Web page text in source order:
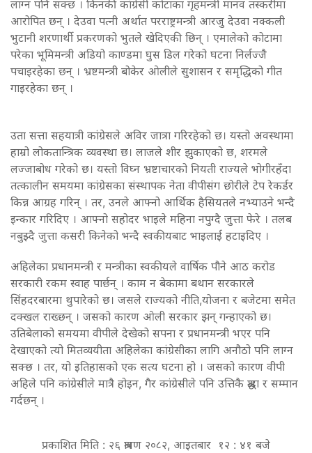
लाग्न पनि सक्छ । किनकी कांग्रेसी कोटाका गृहमन्त्री मानव तस्करीमा
आरोपित छन् । देउवा पत्नी अर्थात परराष्ट्रमन्त्री आरजु देउवा नक्कली
भुटानी शरणार्थी प्रकरणको भुतले खेदिएकी छिन् । एमालेको कोटामा
परेका भूमिमन्त्री अडियो काण्डमा घुस डिल गरेको घटना निर्लज्जै
पचाइरहेका छन् । भ्रष्टमन्त्री बोकेर ओलीले सुशासन र समृद्धिको गीत
गाइरहेका छन् ।
उता सत्ता सहयात्री कांग्रेसले अविर जात्रा गरिरहेको छ। यस्तो अवस्थामा
हाम्रो लोकतान्त्रिक व्यवस्था छ। लाजले शीर झुकाएको छ, शरमले
लज्जाबोध गरेको छ। यस्तो विघ्न भ्रष्टाचारको नियती राज्यले भोगीरहँदा
तत्कालीन समयमा कांग्रेसका संस्थापक नेता वीपीसंग छोरीले टेप रेकर्डर
किन्न आग्रह गरिन् । तर, उनले आफ्नो आर्थिक हैसियतले नभ्याउने भन्दै
इन्कार गरिदिए । आफ्नो सहोदर भाइले महिना नपुग्दै जुत्ता फेरे । तलब
नबुझ्दै जुत्ता कसरी किनेको भन्दै स्वकीयबाट भाइलाई हटाइदिए ।
अहिलेका प्रधानमन्त्री र मन्त्रीका स्वकीयले वार्षिक पौने आठ करोड
सरकारी रकम स्वाह पार्छन् । काम न बेकामा बथान सरकारले
सिंहदरबारमा थुपारेको छ। जसले राज्यको नीति,योजना र बजेटमा समेत
दक्खल राख्छन् । जसको कारण ओली सरकार झन् गन्हाएको छ।
उतिबेलाको समयमा वीपीले देखेको सपना र प्रधानमन्त्री भएर पनि
देखाएको त्यो मितव्ययीता अहिलेका कांग्रेसीका लागि अनौठो पनि लाग्न
सक्छ । तर, यो इतिहासको एक सत्य घटना हो । जसको कारण वीपी
अहिले पनि कांग्रेसीले मात्रै होइन, गैर कांग्रेसीले पनि उत्तिकै श्रद्धा र सम्मान
गर्दछन् ।
प्रकाशित मिति : २६ श्रावण २०८२, आइतबार १२ : ४१ बजे